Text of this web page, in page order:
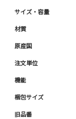
サイズ・容量
材質
原産国
注文単位
機能
梱包サイズ
旧品番